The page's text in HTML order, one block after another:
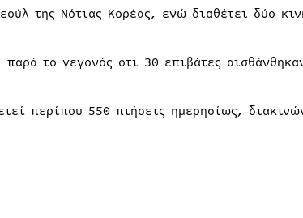
της Νότιας Κορέας, ενώ διαθέτει δύο
το γεγονός ότι 30 επιβάτες
περίπου 550 πτήσεις ημερησίως,